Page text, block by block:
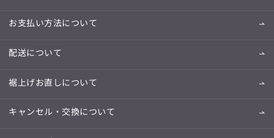
お支払い方法について
配送について
裾上げお直しについて
キャンセル・交換について